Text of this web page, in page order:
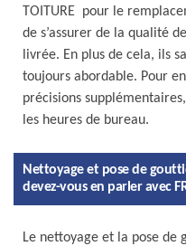
TOITURE pour le
de s’assurer de la qualité
livrée. En plus de cela, ils
toujours abordable. Pour
précisions
les heures de bureau.
Nettoyage et pose de
devez-vous en parler avec
Le nettoyage et la pose de